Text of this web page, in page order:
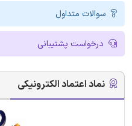
سوالات متداول
درخواست پشتیبانی
نماد اعتماد الکترونیکی